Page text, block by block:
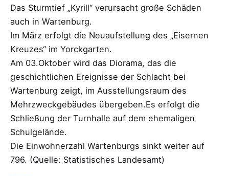
Das Sturmtief „Kyrill“ verursacht große Schäden
auch in Wartenburg.
Im März erfolgt die Neuaufstellung des „Eisernen
Kreuzes“ im Yorckgarten.
Am 03.Oktober wird das Diorama, das die
geschichtlichen Ereignisse der Schlacht bei
Wartenburg zeigt, im Ausstellungsraum des
Mehrzweckgebäudes übergeben.Es erfolgt die
Schließung der Turnhalle auf dem ehemaligen
Schulgelände.
Die Einwohnerzahl Wartenburgs sinkt weiter auf
796. (Quelle: Statistisches Landesamt)